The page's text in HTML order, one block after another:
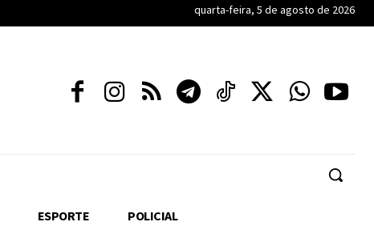
quarta-feira, 5 de agosto de 2026
ESPORTE POLICIAL